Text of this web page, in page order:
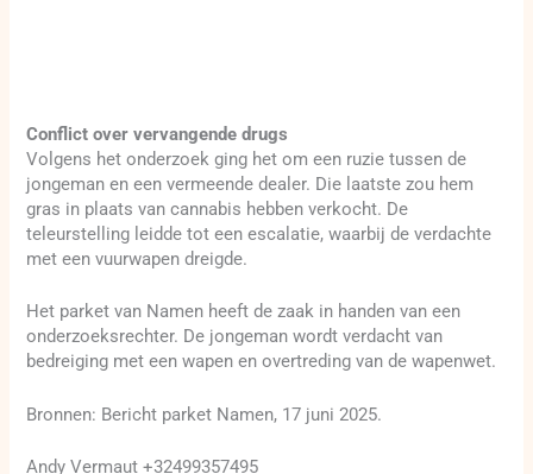
Conflict over vervangende drugs
Volgens het onderzoek ging het om een ruzie tussen de
jongeman en een vermeende dealer. Die laatste zou hem
gras in plaats van cannabis hebben verkocht. De
teleurstelling leidde tot een escalatie, waarbij de verdachte
met een vuurwapen dreigde.
Het parket van Namen heeft de zaak in handen van een
onderzoeksrechter. De jongeman wordt verdacht van
bedreiging met een wapen en overtreding van de wapenwet.
Bronnen: Bericht parket Namen, 17 juni 2025.
Andy Vermaut +32499357495